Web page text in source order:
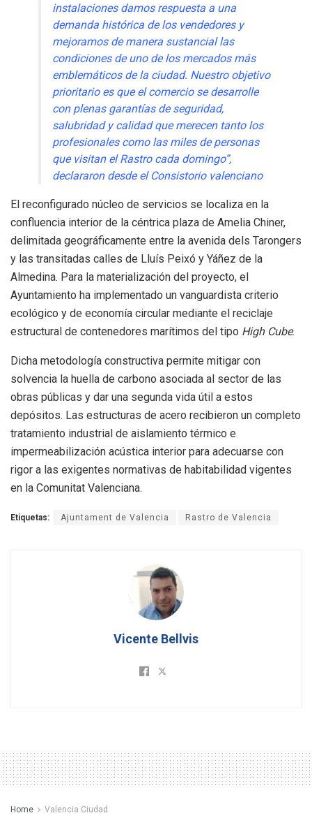
instalaciones damos respuesta a una
demanda histórica de los vendedores y
mejoramos de manera sustancial las
condiciones de uno de los mercados más
emblemáticos de la ciudad. Nuestro objetivo
prioritario es que el comercio se desarrolle
con plenas garantías de seguridad,
salubridad y calidad que merecen tanto los
profesionales como las miles de personas
que visitan el Rastro cada domingo”,
declararon desde el Consistorio valenciano
El reconfigurado núcleo de servicios se localiza en la
confluencia interior de la céntrica plaza de Amelia Chiner,
delimitada geográficamente entre la avenida dels Tarongers
y las transitadas calles de Lluís Peixó y Yáñez de la
Almedina. Para la materialización del proyecto, el
Ayuntamiento ha implementado un vanguardista criterio
ecológico y de economía circular mediante el reciclaje
estructural de contenedores marítimos del tipo High Cube.
Dicha metodología constructiva permite mitigar con
solvencia la huella de carbono asociada al sector de las
obras públicas y dar una segunda vida útil a estos
depósitos. Las estructuras de acero recibieron un completo
tratamiento industrial de aislamiento térmico e
impermeabilización acústica interior para adecuarse con
rigor a las exigentes normativas de habitabilidad vigentes
en la Comunitat Valenciana.
Etiquetas: Ajuntament de Valencia Rastro de Valencia
Vicente Bellvis
Home Valencia Ciudad